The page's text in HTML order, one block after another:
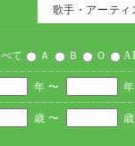
歌手・アーティ
て Ａ Ｂ Ｏ
年 〜
歳 〜 歳